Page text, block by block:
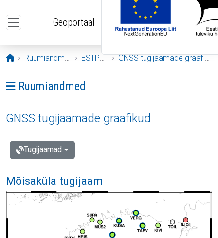
Geoportaal
Avaleht
Ruumiandmed ESTPOS GNSS tugijaamade graafikud
Ava menüü: Ruumiandmed
Ruumiandmed
GNSS tugijaamade graafikud
Tugijaamad
Mõisaküla tugijaam